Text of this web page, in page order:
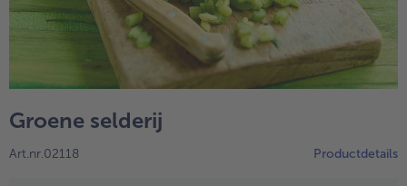
High Protein
alleHigh Protein
Veggie & Vegan
Groene selderij
Art.nr.02118 Productdetails